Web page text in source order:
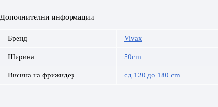
Дополнителни информации
Бренд Vivax
Ширина 50cm
Висина на фрижидер од 120 до 180 cm